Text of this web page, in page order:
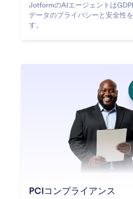
JotformのAIエージェントは
データのプライバシーと安全性
す。
PCIコンプライアンス